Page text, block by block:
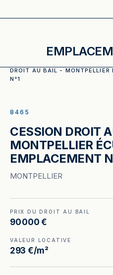
DROIT AU BAIL - MONTPELLIER
N°1
8465
CESSION DROIT
MONTPELLIER
EMPLACEMENT
MONTPELLIER
PRIX DU DROIT AU BAIL
90 000 €
VALEUR LOCATIVE
293 €/m²